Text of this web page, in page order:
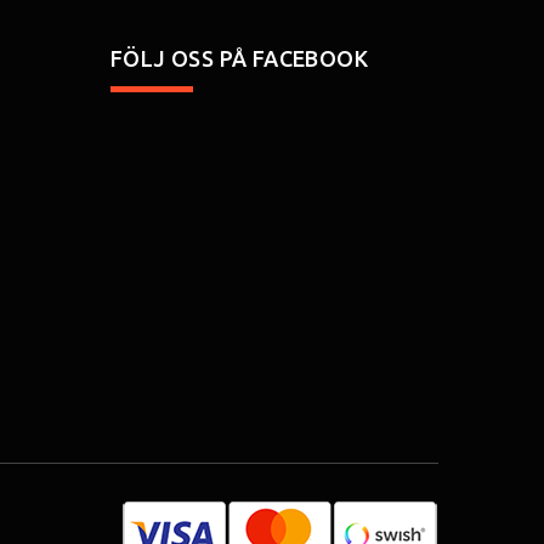
FÖLJ OSS PÅ FACEBOOK